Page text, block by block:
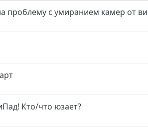
проблему с умиранием камер от
Кто/что юзает?